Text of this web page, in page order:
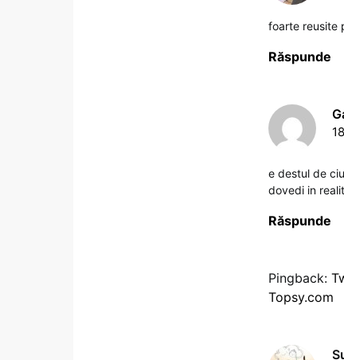
foarte reusite
Răspunde
e destul de
dovedi in
Răspunde
Pingback:
Topsy.com